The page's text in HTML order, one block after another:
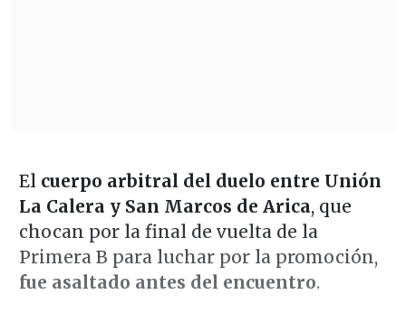
El cuerpo arbitral del duelo entre Unión
La Calera y San Marcos de Arica, que
chocan por la final de vuelta de la
Primera B para luchar por la promoción,
fue asaltado antes del encuentro.